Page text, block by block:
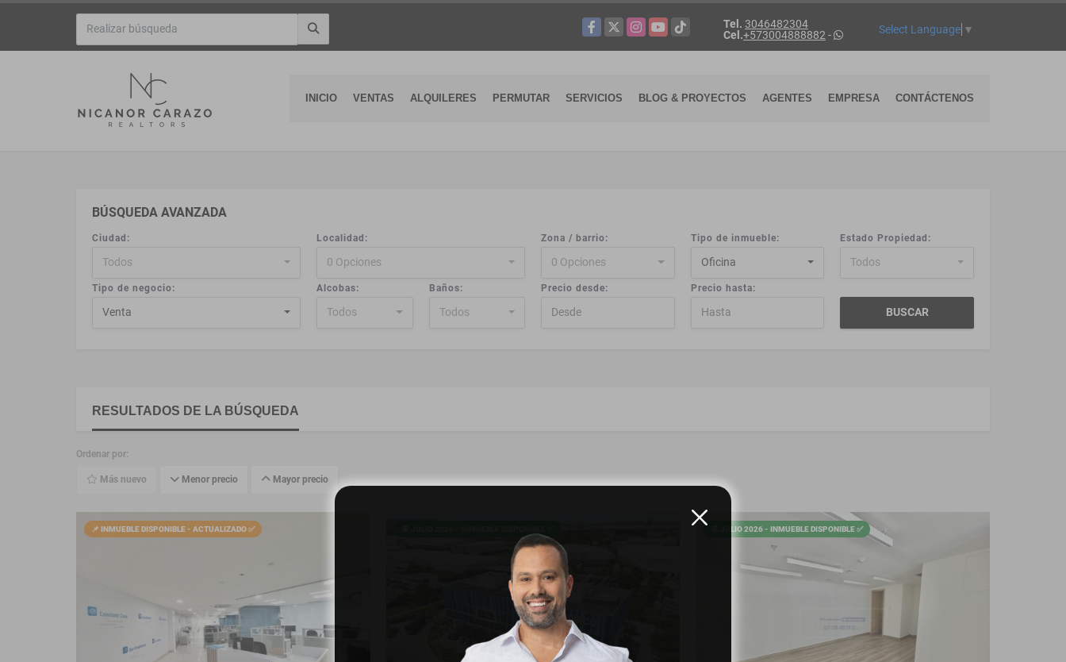
Facebook
X Instagram
YouTubeTikTok Tel. 3046482304
Cel.+573004888882 - Select Language ▼
INICIO VENTAS ALQUILERES PERMUTAR SERVICIOS BLOG & PROYECTOS AGENTES EMPRESA CONTÁCTENOS
BÚSQUEDA AVANZADA
Ciudad:
Todos
Localidad:
0 Opciones
Zona / barrio:
0 Opciones
Tipo de inmueble:
Oficina
Estado Propiedad:
Todos
Tipo de negocio:
Venta
Alcobas:
Todos
Baños:
Todos
Precio desde: Precio hasta:
BUSCAR
RESULTADOS DE LA BÚSQUEDA
Ordenar por:
Más nuevo Menor precio Mayor precio
📌 INMUEBLE DISPONIBLE - ACTUALIZADO ✅
VER DETALLES VER DETALLES
📆 JULIO 2026 - INMUEBLE DISPONIBLE ✅
VER DETALLES